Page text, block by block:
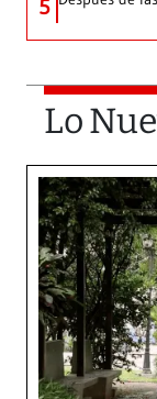
5
Lo